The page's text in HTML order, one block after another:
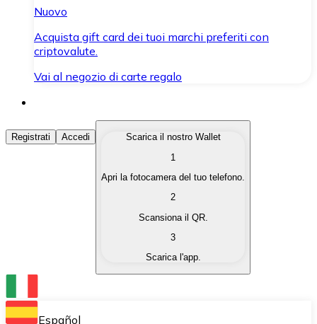
Nuovo
Acquista gift card dei tuoi marchi preferiti con
criptovalute.
Vai al negozio di carte regalo
Acquista Criptovalute
Acquista le criptovalute che ti interessano in modo
Converti le tue criptovalute in valuta fiat quando ne
Scambia una criptovaluta con un'altra
Conserva le tue cripto in un Wallet self-custodial.
Registrati Accedi
Scarica il nostro Wallet
1
Apri la fotocamera del tuo telefono.
2
Scansiona il QR.
3
Scarica l'app.
Español